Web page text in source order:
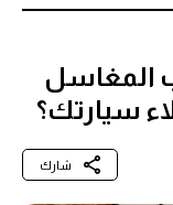
المغاسل
سيارتك؟
شارك